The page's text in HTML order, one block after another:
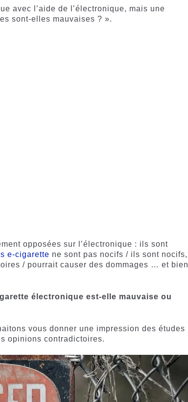
avec l’aide de l’électronique, mais une
sont-elles mauvaises ? ».
opposées sur l’électronique : ils sont
e-cigarette ne sont pas nocifs / ils sont nocifs,
/ pourrait causer des dommages … et bien
électronique est-elle mauvaise ou
vous donner une impression des études
opinions contradictoires.